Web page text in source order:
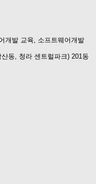
개발 교육, 소프트웨어개발
동, 청라 센트럴파크) 201동